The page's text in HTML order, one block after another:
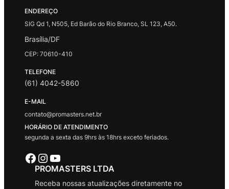
ENDEREÇO
SIG Qd 1, N505, Ed Barão do Rio Branco, SL 123, A50.
Brasília/DF
CEP: 70610-410
TELEFONE
(61) 4042-5860
E-MAIL
contato@promasters.net.br
HORÁRIO DE ATENDIMENTO
segunda a sexta das 9hrs às 18hrs exceto feriados.
Facebook Instagram Youtube
PROMASTERS LTDA
Receba nossas atualizações diretamente no